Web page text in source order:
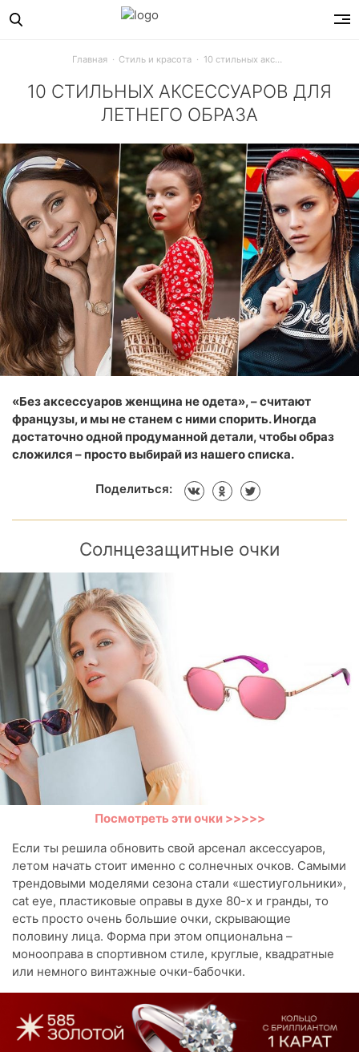
Главная Стиль и красота 10 стильных аксессуаров для летнего образа
10 СТИЛЬНЫХ АКСЕССУАРОВ ДЛЯ
ЛЕТНЕГО ОБРАЗА
Сумочки, головные уборы, солнечные очки, украшения
«Без аксессуаров женщина не одета», – считают
французы, и мы не станем с ними спорить. Иногда
достаточно одной продуманной детали, чтобы образ
сложился – просто выбирай из нашего списка.
Поделиться:
Солнцезащитные очки
Посмотреть эти очки >>>>>
Если ты решила обновить свой арсенал аксессуаров,
летом начать стоит именно с солнечных очков. Самыми
трендовыми моделями сезона стали «шестиугольники»,
cat eye, пластиковые оправы в духе 80-х и гранды, то
есть просто очень большие очки, скрывающие
половину лица. Форма при этом опциональна –
монооправа в спортивном стиле, круглые, квадратные
или немного винтажные очки-бабочки.